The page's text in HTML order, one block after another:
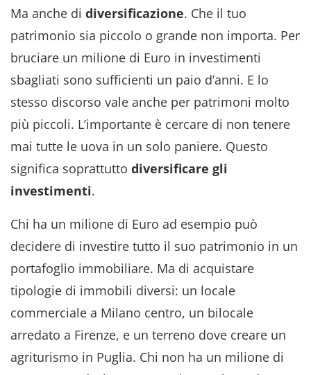
Ma anche di diversificazione. Che il tuo
patrimonio sia piccolo o grande non importa. Per
bruciare un milione di Euro in investimenti
sbagliati sono sufficienti un paio d’anni. E lo
stesso discorso vale anche per patrimoni molto
più piccoli. L’importante è cercare di non tenere
mai tutte le uova in un solo paniere. Questo
significa soprattutto diversificare gli
investimenti.
Chi ha un milione di Euro ad esempio può
decidere di investire tutto il suo patrimonio in un
portafoglio immobiliare. Ma di acquistare
tipologie di immobili diversi: un locale
commerciale a Milano centro, un bilocale
arredato a Firenze, e un terreno dove creare un
agriturismo in Puglia. Chi non ha un milione di